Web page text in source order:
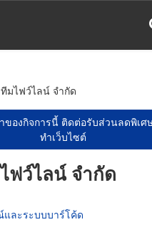
มไฟว์ไลน์ จำกัด
ของกิจการนี้ ติดต่อรับส่วนลดพิเศ
ทำเว็บไซต์
ฟว์ไลน์ จำกัด
ละระบบบาร์โค้ด